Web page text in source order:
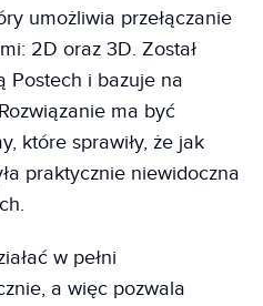
umożliwia przełączanie
2D oraz 3D. Został
Postech i bazuje na
ma być
które sprawiły, że jak
praktycznie niewidoczna
w pełni
a więc pozwala